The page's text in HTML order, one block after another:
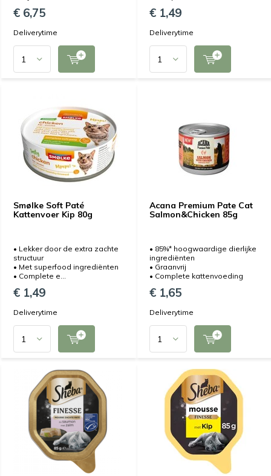
€ 6,75
Deliverytime
€ 1,49
Deliverytime
Smølke Soft Paté
Kattenvoer Kip 80g
• Lekker door de extra zachte
structuur
• Met superfood ingrediënten
• Complete e...
€ 1,49
Deliverytime
Acana Premium Pate Cat
Salmon&Chicken 85g
• 85%* hoogwaardige dierlijke
ingrediënten
• Graanvrij
• Complete kattenvoeding
€ 1,65
Deliverytime